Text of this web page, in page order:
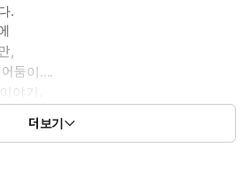
.
,
어둠이….
야기.
을
더보기